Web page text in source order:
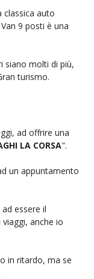
classica auto
9 posti è una
siano molti di più,
turismo.
ad offrire una
LA CORSA".
un appuntamento
essere il
anche io
in ritardo, ma se